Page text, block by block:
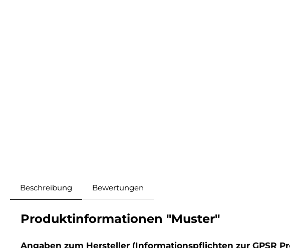
Beschreibung Bewertungen
Produktinformationen "Muster"
Angaben zum Hersteller (Informationspflichten zur GPSR